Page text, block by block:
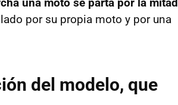
una moto se parta por la mitad
por su propia moto y por una
del modelo, que